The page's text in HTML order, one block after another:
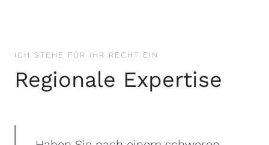
ICH STEHE FÜR IHR RECHT EIN
Regionale Expertise